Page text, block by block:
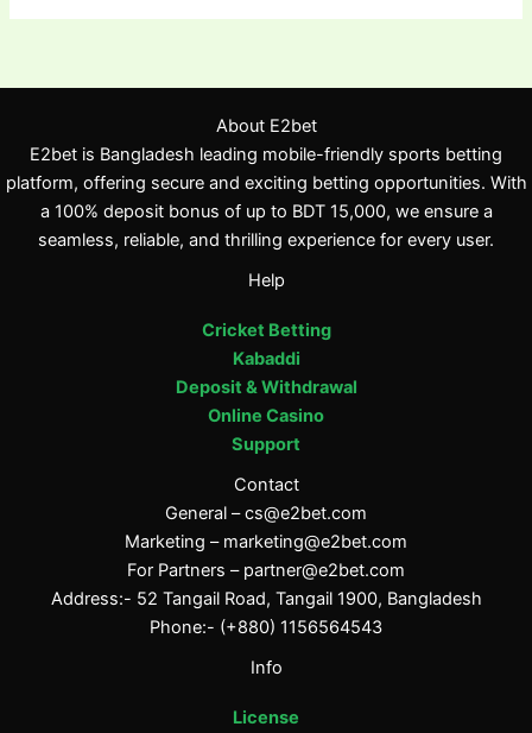
About E2bet
E2bet is Bangladesh leading mobile-friendly sports betting
platform, offering secure and exciting betting opportunities. With
a 100% deposit bonus of up to BDT 15,000, we ensure a
seamless, reliable, and thrilling experience for every user.
Help
Cricket Betting
Kabaddi
Deposit & Withdrawal
Online Casino
Support
Contact
General –cs@e2bet.com
Marketing – marketing@e2bet.com
For Partners – partner@e2bet.com
Address:- 52 Tangail Road, Tangail 1900, Bangladesh
Phone:- (+880) 1156564543
Info
License